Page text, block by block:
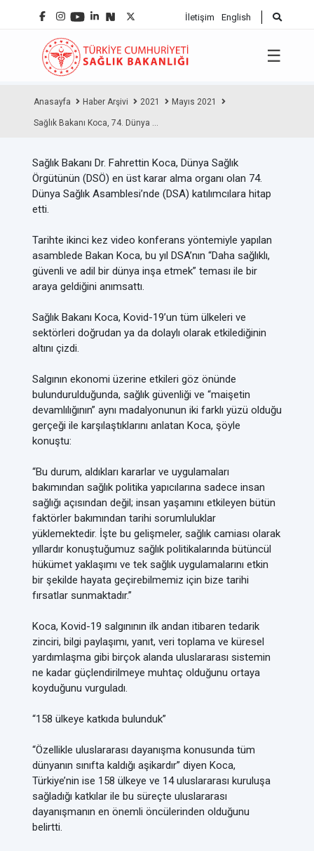
İletişim English
☰
Anasayfa Haber Arşivi 2021 Mayıs 2021
Sağlık Bakanı Koca, 74. Dünya ...
Sağlık Bakanı Dr. Fahrettin Koca, Dünya Sağlık
Örgütünün (DSÖ) en üst karar alma organı olan 74.
Dünya Sağlık Asamblesi’nde (DSA) katılımcılara hitap
etti.
Tarihte ikinci kez video konferans yöntemiyle yapılan
asamblede Bakan Koca, bu yıl DSA’nın “Daha sağlıklı,
güvenli ve adil bir dünya inşa etmek” teması ile bir
araya geldiğini anımsattı.
Sağlık Bakanı Koca, Kovid-19’un tüm ülkeleri ve
sektörleri doğrudan ya da dolaylı olarak etkilediğinin
altını çizdi.
Salgının ekonomi üzerine etkileri göz önünde
bulundurulduğunda, sağlık güvenliği ve “maişetin
devamlılığının” aynı madalyonunun iki farklı yüzü olduğu
gerçeği ile karşılaştıklarını anlatan Koca, şöyle
konuştu:
“Bu durum, aldıkları kararlar ve uygulamaları
bakımından sağlık politika yapıcılarına sadece insan
sağlığı açısından değil; insan yaşamını etkileyen bütün
faktörler bakımından tarihi sorumluluklar
yüklemektedir. İşte bu gelişmeler, sağlık camiası olarak
yıllardır konuştuğumuz sağlık politikalarında bütüncül
hükümet yaklaşımı ve tek sağlık uygulamalarını etkin
bir şekilde hayata geçirebilmemiz için bize tarihi
fırsatlar sunmaktadır.”
Koca, Kovid-19 salgınının ilk andan itibaren tedarik
zinciri, bilgi paylaşımı, yanıt, veri toplama ve küresel
yardımlaşma gibi birçok alanda uluslararası sistemin
ne kadar güçlendirilmeye muhtaç olduğunu ortaya
koyduğunu vurguladı.
“158 ülkeye katkıda bulunduk”
“Özellikle uluslararası dayanışma konusunda tüm
dünyanın sınıfta kaldığı aşikardır” diyen Koca,
Türkiye’nin ise 158 ülkeye ve 14 uluslararası kuruluşa
sağladığı katkılar ile bu süreçte uluslararası
dayanışmanın en önemli öncülerinden olduğunu
belirtti.